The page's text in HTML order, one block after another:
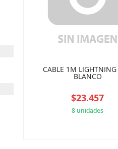
CABLE 1M LIGHTNING
BLANCO
$23.457
8 unidades